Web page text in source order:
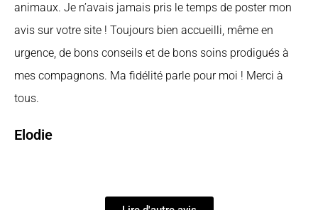
animaux. Je n’avais jamais pris le temps de poster mon
avis sur votre site ! Toujours bien accueilli, même en
urgence, de bons conseils et de bons soins prodigués à
mes compagnons. Ma fidélité parle pour moi ! Merci à
tous.
Elodie